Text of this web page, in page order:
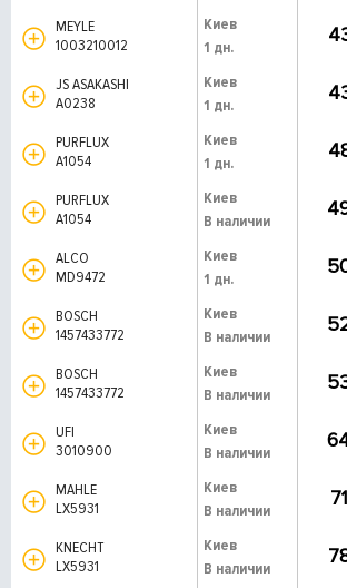
MEYLE
1003210012
Киев
1 дн.
JS ASAKASHI
A0238
Киев
1 дн.
PURFLUX
A1054
Киев
1 дн.
PURFLUX
A1054
Киев
В наличии
ALCO
MD9472
Киев
1 дн.
BOSCH
1457433772
Киев
В наличии
BOSCH
1457433772
Киев
В наличии
UFI
3010900
Киев
В наличии
MAHLE
LX5931
Киев
В наличии
KNECHT
LX5931
Киев
В наличии